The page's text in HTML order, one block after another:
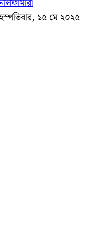
১৫ মে ২০২৫